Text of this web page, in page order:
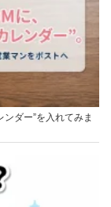
ダー”を入れてみま